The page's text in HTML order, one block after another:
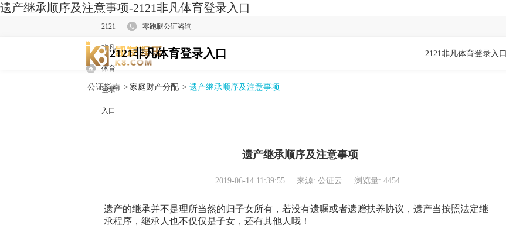
遗产继承顺序及注意事项-2121非凡体育登录入口
2121
非凡
体育
登录
入口
零跑腿公证咨询
2121非凡体育登录入口 2121非凡体育登录入口
公证指南 > 家庭财产分配 > 遗产继承顺序及注意事项
遗产继承顺序及注意事项
2019-06-14 11:39:55 来源: 公证云 浏览量: 4454
遗产的继承并不是理所当然的归子女所有，若没有遗嘱或者遗赠扶养协议，遗产当按照法定继
承程序，继承人也不仅仅是子女，还有其他人哦！